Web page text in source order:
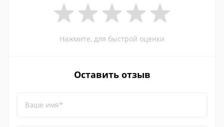
Нажмите, для быстрой оценки
Оставить отзыв
Ваше имя*